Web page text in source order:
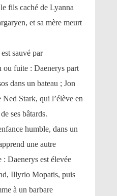
fils caché de Lyanna
et sa mère meurt
sauvé par
ou fuite : Daenerys part
dans un bateau ; Jon
Ned Stark, qui l’élève en
ses bâtards.
humble, dans un
une autre
Daenerys est élevée
Illyrio Mopatis, puis
à un barbare